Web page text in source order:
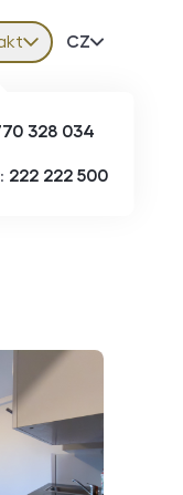
328 034
222 222 500
Volba
CZ